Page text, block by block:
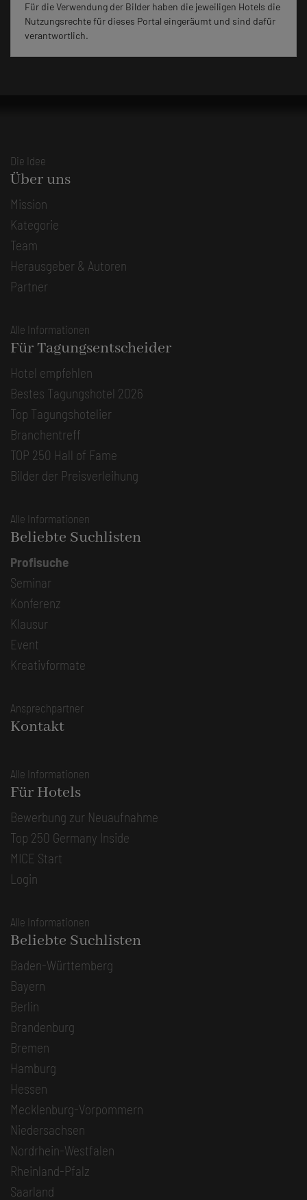
Für die Verwendung der Bilder haben die jeweiligen Hotels die
Nutzungsrechte für dieses Portal eingeräumt und sind dafür
verantwortlich.
Die Idee
Über uns
Mission
Kategorie
Team
Herausgeber & Autoren
Partner
Alle Informationen
Für Tagungsentscheider
Hotel empfehlen
Bestes Tagungshotel 2026
Top Tagungshotelier
Branchentreff
TOP 250 Hall of Fame
Bilder der Preisverleihung
Alle Informationen
Beliebte Suchlisten
Profisuche
Seminar
Konferenz
Klausur
Event
Kreativformate
Ansprechpartner
Kontakt
Alle Informationen
Für Hotels
Bewerbung zur Neuaufnahme
Top 250 Germany Inside
MICE Start
Login
Alle Informationen
Beliebte Suchlisten
Baden-Württemberg
Bayern
Berlin
Brandenburg
Bremen
Hamburg
Hessen
Mecklenburg-Vorpommern
Niedersachsen
Nordrhein-Westfalen
Rheinland-Pfalz
Saarland